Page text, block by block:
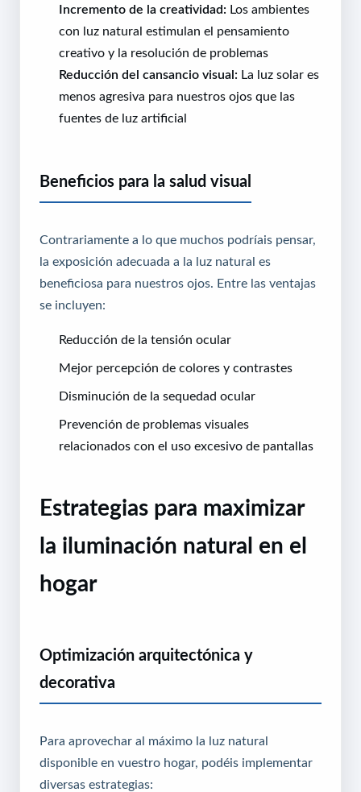
Incremento de la creatividad: Los ambientes
con luz natural estimulan el pensamiento
creativo y la resolución de problemas
Reducción del cansancio visual: La luz solar es
menos agresiva para nuestros ojos que las
fuentes de luz artificial
Beneficios para la salud visual
Contrariamente a lo que muchos podríais pensar,
la exposición adecuada a la luz natural es
beneficiosa para nuestros ojos. Entre las ventajas
se incluyen:
Reducción de la tensión ocular
Mejor percepción de colores y contrastes
Disminución de la sequedad ocular
Prevención de problemas visuales
relacionados con el uso excesivo de pantallas
Estrategias para maximizar
la iluminación natural en el
hogar
Optimización arquitectónica y
decorativa
Para aprovechar al máximo la luz natural
disponible en vuestro hogar, podéis implementar
diversas estrategias: